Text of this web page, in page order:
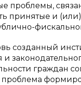
проблемы,
принятые и
созданный
и
граждан
проблема